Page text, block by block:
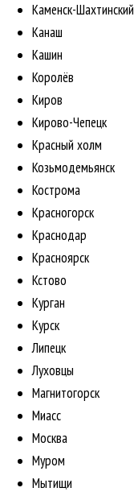
Каменск-Шахтинский
Канаш
Кашин
Королёв
Киров
Кирово-Чепецк
Красный холм
Козьмодемьянск
Кострома
Красногорск
Краснодар
Красноярск
Кстово
Курган
Курск
Липецк
Луховцы
Магнитогорск
Миасс
Москва
Муром
Мытищи